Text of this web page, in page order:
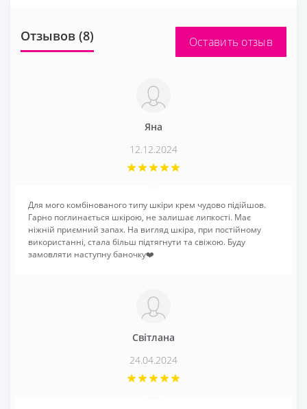
Отзывов (8) Оставить отзыв
Яна
12.12.2024
Для мого комбінованого типу шкіри крем чудово підійшов.
Гарно поглинається шкірою, не залишає липкості. Має
ніжній приємний запах. На вигляд шкіра, при постійному
використанні, стала більш підтягнути та свіжою. Буду
замовляти наступну баночку❤️
Світлана
24.04.2024